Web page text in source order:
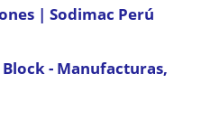
| Sodimac Perú
- Manufacturas,